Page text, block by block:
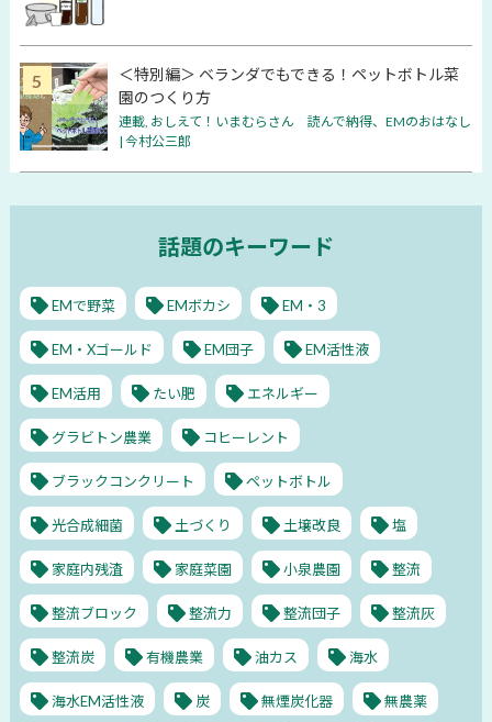
＜特別編＞ ベランダでもできる！ペットボトル菜
園のつくり方
連載, おしえて！いまむらさん 読んで納得、EMのおはなし
| 今村公三郎
話題のキーワード
EMで野菜 EMボカシ EM・3
EM・Xゴールド EM団子 EM活性液
EM活用 たい肥 エネルギー
グラビトン農業 コヒーレント
ブラックコンクリート ペットボトル
光合成細菌 土づくり 土壌改良 塩
家庭内残渣 家庭菜園 小泉農園 整流
整流ブロック 整流力 整流団子 整流灰
整流炭 有機農業 油カス 海水
海水EM活性液 炭 無煙炭化器 無農薬